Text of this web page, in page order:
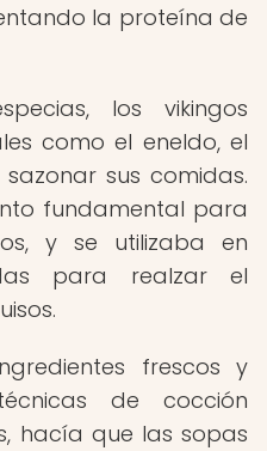
la proteína de
los vikingos
como el eneldo, el
sus comidas.
fundamental para
y se utilizaba en
para realzar el
frescos y
de cocción
hacía que las sopas